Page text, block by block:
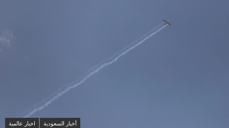
أخبار السعودية اخبار عالمية